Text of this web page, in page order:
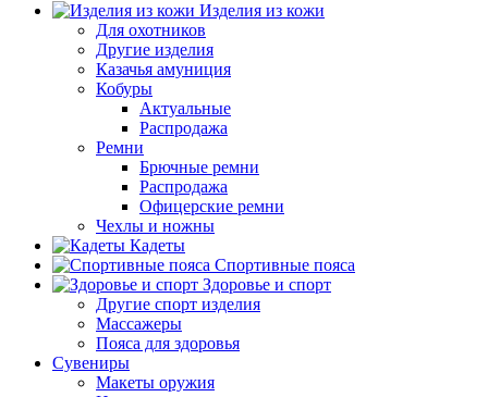
Изделия из кожи
Для охотников
Другие изделия
Казачья амуниция
Кобуры
Актуальные
Распродажа
Ремни
Брючные ремни
Распродажа
Офицерские ремни
Чехлы и ножны
Кадеты
Спортивные пояса
Здоровье и спорт
Другие спорт изделия
Массажеры
Пояса для здоровья
Сувениры
Макеты оружия